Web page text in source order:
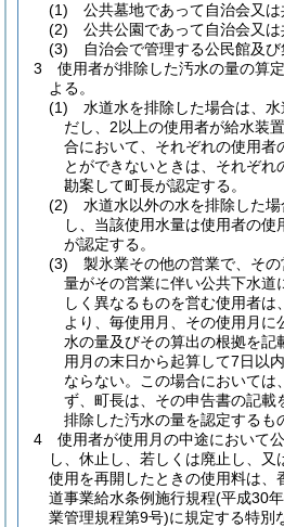
(1)
公共墓地であって自治会又
(2)
公共公園であって自治会又
(3)
自治会で管理する公民館及
3
使用者が排除した汚水の量の算
よる。
(1)
水道水を排除した場合は、水
だし、2以上の使用者が給水装
合において、それぞれの使用者
とができないときは、それぞれ
勘案して町長が認定する。
(2)
水道水以外の水を排除した
し、当該使用水量は使用者の
が認定する。
(3)
製氷業その他の営業で、そ
量がその営業に伴い公共下水道
しく異なるものを営む使用者は
より、毎使用月、その使用月に
水の量及びその算出の根拠を記
用月の末日から起算して7日以
ならない。
この場合においては、
ず、町長は、その申告書の記載
排除した汚水の量を認定するも
4
使用者が使用月の中途において
し、休止し、若しくは廃止し、
使用を再開したときの使用料は、
道事業給水条例施行規程(平成30
業管理規程第9号)に規定する特別